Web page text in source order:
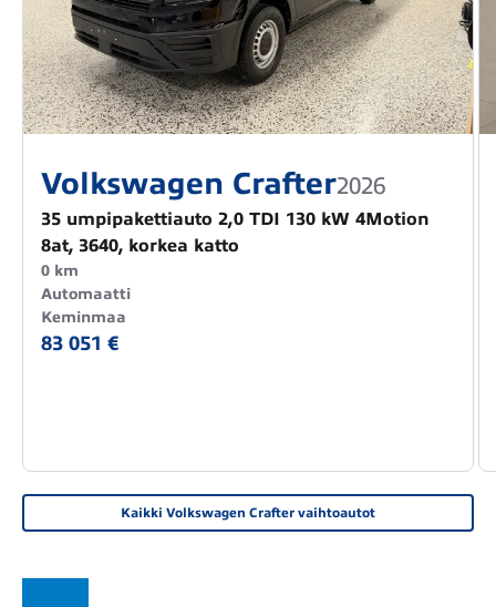
Volkswagen Crafter2026
35 umpipakettiauto 2,0 TDI 130 kW 4Motion
8at, 3640, korkea katto
0 km
Automaatti
Keminmaa
83 051 €
Kaikki Volkswagen Crafter vaihtoautot